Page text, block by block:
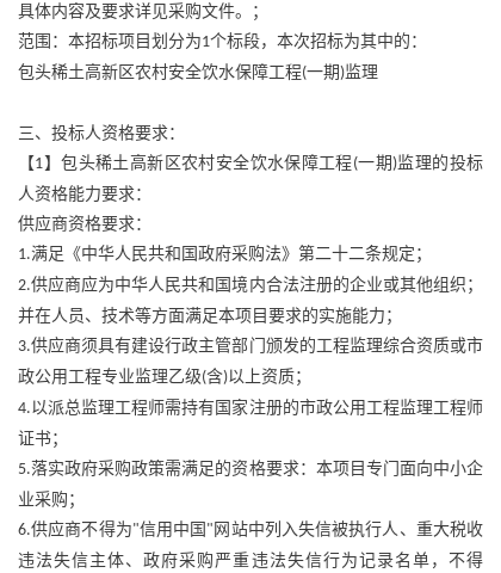
具体内容及要求详见采购文件。；
范围：本招标项目划分为1个标段，本次招标为其中的：
包头稀土高新区农村安全饮水保障工程(一期 )监理
三、投标人资格要求：
【1】包头稀土高新区农村安全饮水保障工程(一期)监理的投标
人资格能力要求：
供应商资格要求：
1.满足《中华人民共和国政府采购法》第二十二条规定；
2.供应商应为中华人民共和国境内合法注册的企业或其他组织；
并在人员、技术等方面满足本项目要求的实施能力；
3.供应商须具有建设行政主管部门颁发的工程监理综合资质或市
政公用工程专业监理乙级(含)以上资质；
4.以派总监理工程师需持有国家注册的市政公用工程监理工程师
证书；
5.落实政府采购政策需满足的资格要求：本项目专门面向中小企
业采购；
6.供应商不得为"信用中国 " 网站中列入失信被执行人、重大税收
违法失信主体、政府采购严重违法失信行为记录名单，不得